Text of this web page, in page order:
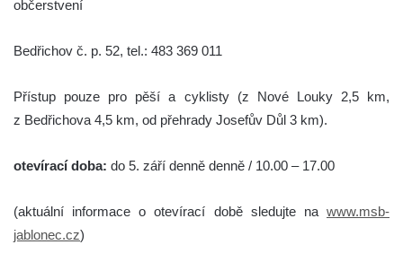
občerstvení
Bedřichov č. p. 52, tel.: 483 369 011
Přístup pouze pro pěší a cyklisty (z Nové Louky 2,5 km,
z Bedřichova 4,5 km, od přehrady Josefův Důl 3 km).
otevírací doba: do 5. září denně denně / 10.00 – 17.00
(aktuální informace o otevírací době sledujte na www.msb-
jablonec.cz)